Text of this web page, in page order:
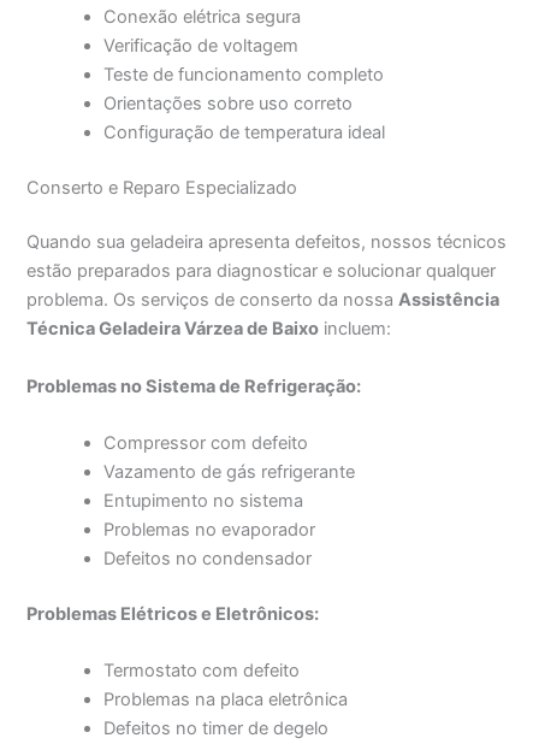
Conexão elétrica segura
Verificação de voltagem
Teste de funcionamento completo
Orientações sobre uso correto
Configuração de temperatura ideal
Conserto e Reparo Especializado
Quando sua geladeira apresenta defeitos, nossos técnicos
estão preparados para diagnosticar e solucionar qualquer
problema. Os serviços de conserto da nossaAssistência
Técnica Geladeira Várzea de Baixo incluem:
Problemas no Sistema de Refrigeração:
Compressor com defeito
Vazamento de gás refrigerante
Entupimento no sistema
Problemas no evaporador
Defeitos no condensador
Problemas Elétricos e Eletrônicos:
Termostato com defeito
Problemas na placa eletrônica
Defeitos no timer de degelo